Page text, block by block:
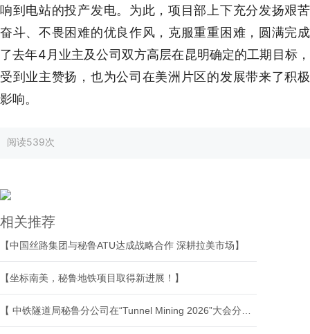
响到电站的投产发电。为此，项目部上下充分发扬艰苦
奋斗、不畏困难的优良作风，克服重重困难，圆满完成
了去年4月业主及公司双方高层在昆明确定的工期目标，
受到业主赞扬，也为公司在美洲片区的发展带来了积极
影响。
阅读539次
相关推荐
【中国丝路集团与秘鲁ATU达成战略合作 深耕拉美市场】
【坐标南美，秘鲁地铁项目取得新进展！】
【 中铁隧道局秘鲁分公司在“Tunnel Mining 2026”大会分享海底隧道智能建造中国经验】